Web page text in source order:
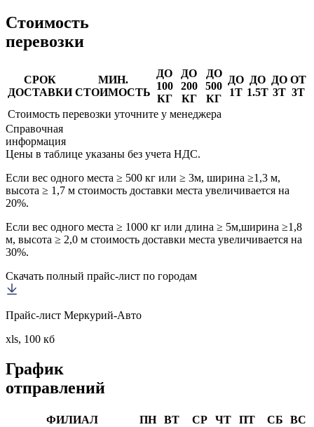
Стоимость
перевозки
СРОК
ДОСТАВКИ
МИН.
СТОИМОСТЬ
ДО
100
КГ
ДО
200
КГ
ДО
500
КГ
ДО
1Т
ДО
1.5Т
ДО
3Т
ОТ
3Т
Стоимость перевозки уточните у менеджера
Справочная
информация
Цены в таблице указаны без учета НДС.
Если вес одного места ≥ 500 кг или ≥ 3м, ширина ≥1,3 м,
высота ≥ 1,7 м стоимость доставки места увеличивается на
20%.
Если вес одного места ≥ 1000 кг или длина ≥ 5м,ширина ≥1,8
м, высота ≥ 2,0 м стоимость доставки места увеличивается на
30%.
Скачать полный прайс-лист по городам
Прайс-лист Меркурий-Авто
xls, 100 кб
График
отправлений
ФИЛИАЛ ПН ВТ СР ЧТ ПТ СБ ВС